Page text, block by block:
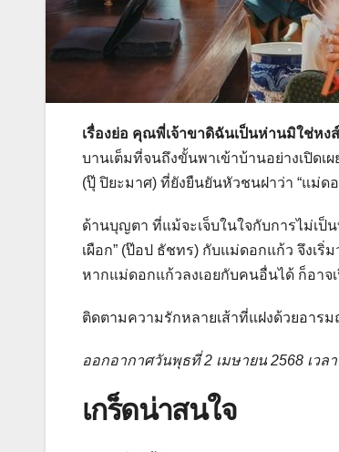
เรื่องย่อ คุณพี่เจ้าขาดิฉันเป็นห่านมิใช่หงส์
บานเต็มที่จนถึงขั้นพาเข้าบ้านอย่างเปิดเ
(ปุ๊ ปิยะมาศ) ที่ยังยืนยันหัวชนฝาว่า “แม่
ด้านบุญตา ที่แม้จะเจ็บในใจกับการไม่เป็
เผือก” (ป๊อป ธัชทร) กับแม่ดอกแก้ว จึงเริ่
หากแม่ดอกแก้วลงเอยกับคนอื่นได้ ก็อาจ
ติดตามความรักหลายเส้าที่แฝงด้วยอาร
ออกอากาศวันพุธที่ 2 เมษายน 2568 เวล
เกร็ดน่าสนใจ